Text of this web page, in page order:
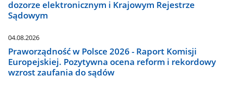
dozorze elektronicznym i Krajowym Rejestrze
Sądowym
04.08.2026
Praworządność w Polsce 2026 - Raport Komisji
Europejskiej. Pozytywna ocena reform i rekordowy
wzrost zaufania do sądów